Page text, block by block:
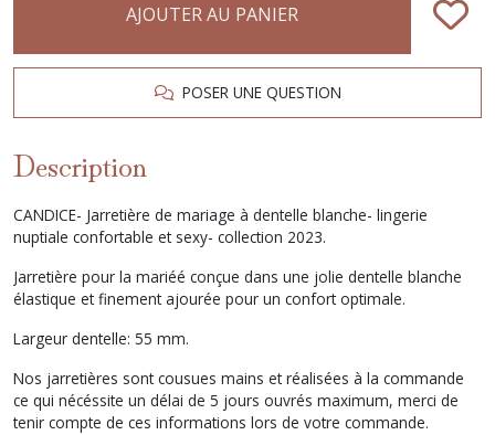
AJOUTER AU PANIER
POSER UNE QUESTION
Description
CANDICE- Jarretière de mariage à dentelle blanche- lingerie
nuptiale confortable et sexy- collection 2023.
Jarretière pour la mariéé conçue dans une jolie dentelle blanche
élastique et finement ajourée pour un confort optimale.
Largeur dentelle: 55 mm.
Nos jarretières sont cousues mains et réalisées à la commande
ce qui nécéssite un délai de 5 jours ouvrés maximum, merci de
tenir compte de ces informations lors de votre commande.